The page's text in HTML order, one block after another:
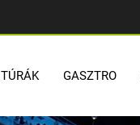
TÚRÁK GASZTRO